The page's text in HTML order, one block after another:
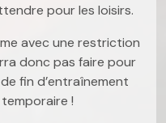
pour les loisirs.
avec une restriction
donc pas faire pour
fin d’entraînement
!